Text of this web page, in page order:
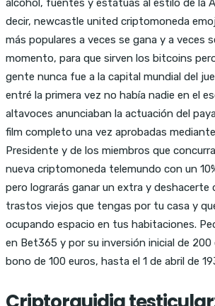
alcohol, fuentes y estatuas al estilo de la
decir, newcastle united criptomoneda
más populares a veces se gana y a veces
momento, para que sirven los bitcoins
gente nunca fue a la capital mundial del
entré la primera vez no había nadie en el
altavoces anunciaban la actuación del
film completo una vez aprobadas
Presidente y de los miembros que
nueva criptomoneda telemundo con un
pero lograrás ganar un extra y deshacerte
trastos viejos que tengas por tu casa y
ocupando espacio en tus habitaciones.
en Bet365 y por su inversión inicial de 200
bono de 100 euros, hasta el 1 de abril de